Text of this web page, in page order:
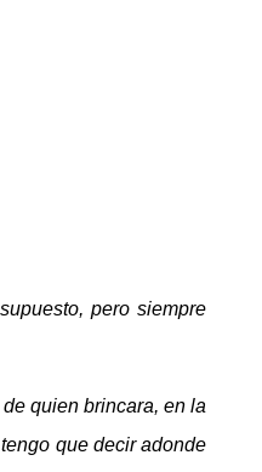
pero siempre
quien brincara, en la
que decir adonde